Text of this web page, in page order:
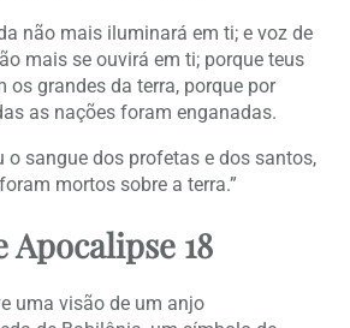
não mais iluminará em ti; e voz de
mais se ouvirá em ti; porque teus
os grandes da terra, porque por
as nações foram enganadas.
o sangue dos profetas e dos santos,
mortos sobre a terra.”
Apocalipse 18
uma visão de um anjo